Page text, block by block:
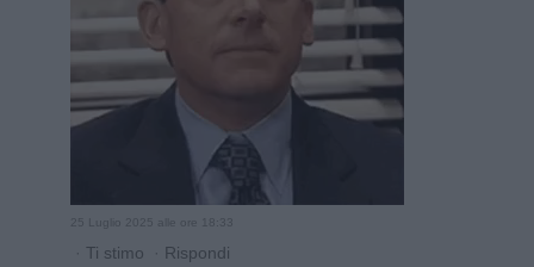
· Ti stimo · Rispondi